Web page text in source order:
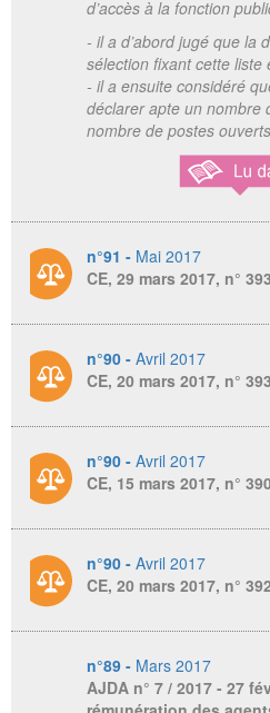
d’accès à la fonction
- il a d’abord jugé que la
sélection fixant cette
- il a ensuite considéré
déclarer apte un nombre
nombre de postes
n°91 - Mai 2017
CE, 29 mars 2017, n°
n°90 - Avril 2017
CE, 20 mars 2017, n°
n°90 - Avril 2017
CE, 15 mars 2017, n°
n°90 - Avril 2017
CE, 20 mars 2017, n°
n°89 - Mars 2017
AJDA n° 7 / 2017 - 27